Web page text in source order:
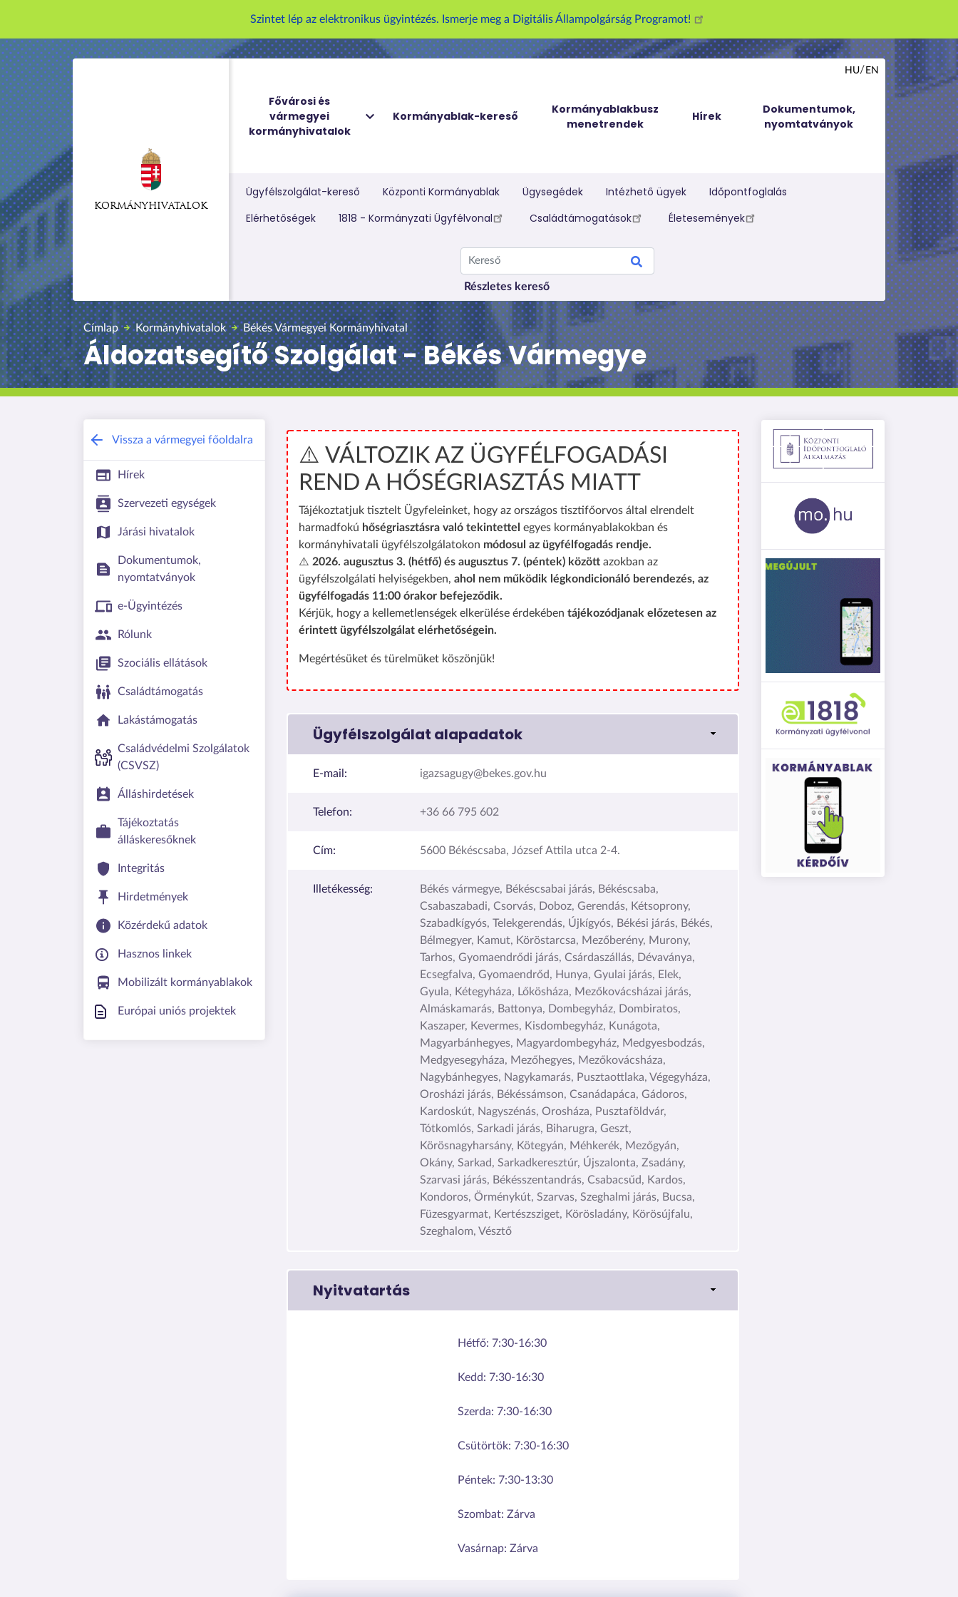
r
t
a
o
r
a
Szintet lép az elektronikus ügyintézés. Ismerje meg a Digitális Állampolgárság Programot!
KORMÁNYHIVATALOK
Fővárosi és
vármegyei
kormányhivatalok
Kormányablak-kereső
Kormányablakbusz
menetrendek
Hírek
Dokumentumok,
nyomtatványok
HU EN
Kereső melletti menü
Ügyfélszolgálat-kereső Központi Kormányablak Ügysegédek Intézhető ügyek
Időpontfoglalás
Elérhetőségek
1818 - Kormányzati Ügyfélvonal Családtámogatások Életesemények
Kereső
Részletes kereső
Címlap Kormányhivatalok Békés Vármegyei Kormányhivatal
Áldozatsegítő Szolgálat - Békés Vármegye
Vissza a vármegyei főoldalra
Hírek
Szervezeti egységek
Járási hivatalok
Dokumentumok,
nyomtatványok
e-Ügyintézés
Rólunk
Szociális ellátások
Családtámogatás
Lakástámogatás
Családvédelmi Szolgálatok
(CSVSZ)
Álláshirdetések
Tájékoztatás
álláskeresőknek
Integritás
Hirdetmények
Közérdekű adatok
Hasznos linkek
Mobilizált kormányablakok
Európai uniós projektek
⚠️ VÁLTOZIK AZ ÜGYFÉLFOGADÁSI
REND A HŐSÉGRIASZTÁS MIATT
Tájékoztatjuk tisztelt Ügyfeleinket, hogy az országos tisztifőorvos által elrendelt
harmadfokú hőségriasztásra való tekintettel egyes kormányablakokban és
kormányhivatali ügyfélszolgálatokon módosul az ügyfélfogadás rendje.
⚠️ 2026. augusztus 3. (hétfő) és augusztus 7. (péntek) között azokban az
ügyfélszolgálati helyiségekben, ahol nem működik légkondicionáló berendezés, az
ügyfélfogadás 11:00 órakor befejeződik.
Kérjük, hogy a kellemetlenségek elkerülése érdekében tájékozódjanak előzetesen az
érintett ügyfélszolgálat elérhetőségein.
Megértésüket és türelmüket köszönjük!
Ügyfélszolgálat alapadatok
E-mail: igazsagugy@bekes.gov.hu
Telefon: +36 66 795 602
Cím: 5600 Békéscsaba, József Attila utca 2-4.
Illetékesség:
Békés vármegye, Békéscsabai járás, Békéscsaba,
Csabaszabadi, Csorvás, Doboz, Gerendás, Kétsoprony,
Szabadkígyós, Telekgerendás, Újkígyós, Békési járás, Békés,
Bélmegyer, Kamut, Köröstarcsa, Mezőberény, Murony,
Tarhos, Gyomaendrődi járás, Csárdaszállás, Dévaványa,
Ecsegfalva, Gyomaendrőd, Hunya, Gyulai járás, Elek,
Gyula, Kétegyháza, Lőkösháza, Mezőkovácsházai járás,
Almáskamarás, Battonya, Dombegyház, Dombiratos,
Kaszaper, Kevermes, Kisdombegyház, Kunágota,
Magyarbánhegyes, Magyardombegyház, Medgyesbodzás,
Medgyesegyháza, Mezőhegyes, Mezőkovácsháza,
Nagybánhegyes, Nagykamarás, Pusztaottlaka, Végegyháza,
Orosházi járás, Békéssámson, Csanádapáca, Gádoros,
Kardoskút, Nagyszénás, Orosháza, Pusztaföldvár,
Tótkomlós, Sarkadi járás, Biharugra, Geszt,
Körösnagyharsány, Kötegyán, Méhkerék, Mezőgyán,
Okány, Sarkad, Sarkadkeresztúr, Újszalonta, Zsadány,
Szarvasi járás, Békésszentandrás, Csabacsűd, Kardos,
Kondoros, Örménykút, Szarvas, Szeghalmi járás, Bucsa,
Füzesgyarmat, Kertészsziget, Körösladány, Körösújfalu,
Szeghalom, Vésztő
Nyitvatartás
Hétfő: 7:30-16:30
Kedd: 7:30-16:30
Szerda: 7:30-16:30
Csütörtök: 7:30-16:30
Péntek: 7:30-13:30
Szombat: Zárva
Vasárnap: Zárva